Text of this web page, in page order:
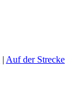
| Auf der Strecke